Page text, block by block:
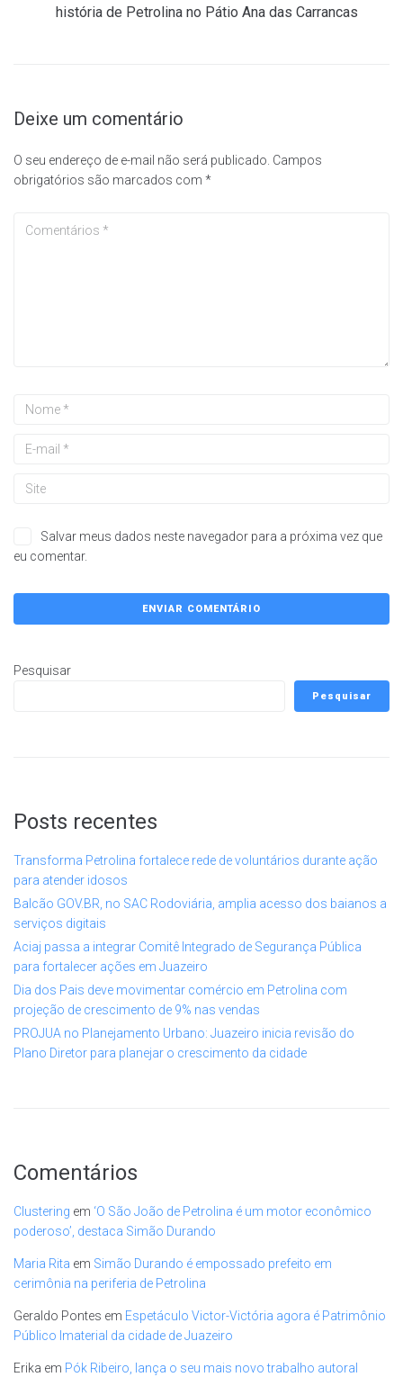
história de Petrolina no Pátio Ana das Carrancas
Deixe um comentário
O seu endereço de e-mail não será publicado. Campos
obrigatórios são marcados com *
Salvar meus dados neste navegador para a próxima vez que
eu comentar.
Pesquisar
Pesquisar
Posts recentes
Transforma Petrolina fortalece rede de voluntários durante ação
para atender idosos
Balcão GOV.BR, no SAC Rodoviária, amplia acesso dos baianos a
serviços digitais
Aciaj passa a integrar Comitê Integrado de Segurança Pública
para fortalecer ações em Juazeiro
Dia dos Pais deve movimentar comércio em Petrolina com
projeção de crescimento de 9% nas vendas
PROJUA no Planejamento Urbano: Juazeiro inicia revisão do
Plano Diretor para planejar o crescimento da cidade
Comentários
Clustering em ‘O São João de Petrolina é um motor econômico
poderoso’, destaca Simão Durando
Maria Rita em Simão Durando é empossado prefeito em
cerimônia na periferia de Petrolina
Geraldo Pontes em Espetáculo Victor-Victória agora é Patrimônio
Público Imaterial da cidade de Juazeiro
Erika em Pók Ribeiro, lança o seu mais novo trabalho autoral